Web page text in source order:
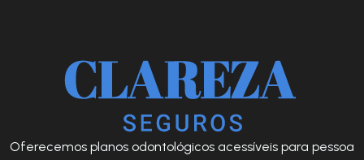
Oferecemos planos odontológicos acessíveis para pessoa